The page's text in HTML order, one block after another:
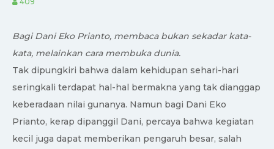
Bagi Dani Eko Prianto, membaca bukan sekadar kata-
kata, melainkan cara membuka dunia.
Tak dipungkiri bahwa dalam kehidupan sehari-hari
seringkali terdapat hal-hal bermakna yang tak dianggap
keberadaan nilai gunanya. Namun bagi Dani Eko
Prianto, kerap dipanggil Dani, percaya bahwa kegiatan
kecil juga dapat memberikan pengaruh besar, salah